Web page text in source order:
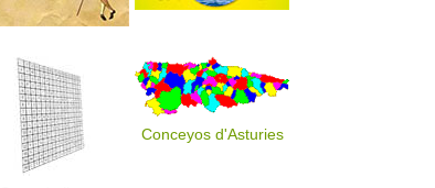
Conceyos d'Asturies